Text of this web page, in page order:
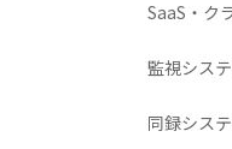
SaaS・ク
監視シス
同録シス